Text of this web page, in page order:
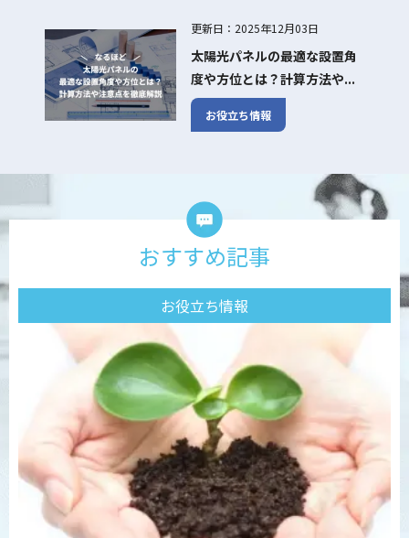
更新日：2025年12月03日
太陽光パネルの最適な設置角
度や方位とは？計算方法や...
お役立ち情報
おすすめ記事
お役立ち情報